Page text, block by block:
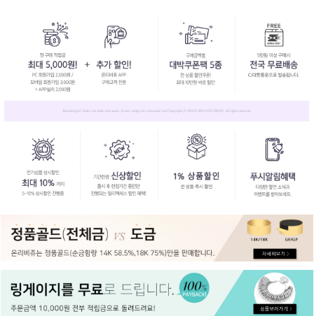
페이코 ID로
PAYCO 바로